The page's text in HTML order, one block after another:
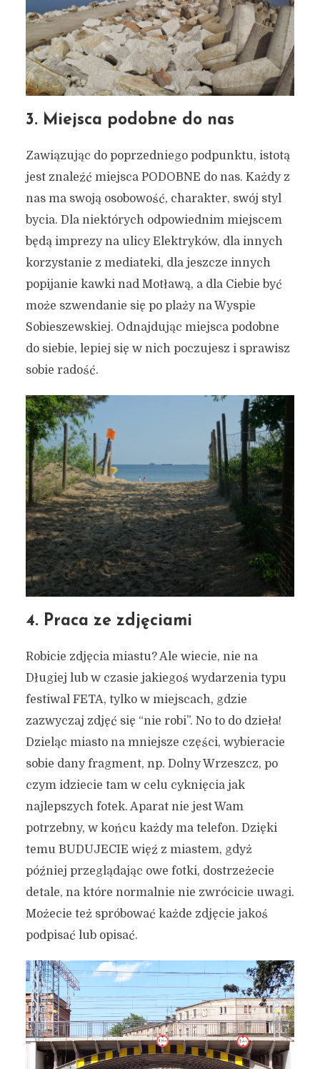
3. Miejsca podobne do nas
Zawiązując do poprzedniego podpunktu, istotą
jest znaleźć miejsca PODOBNE do nas. Każdy z
nas ma swoją osobowość, charakter, swój styl
bycia. Dla niektórych odpowiednim miejscem
będą imprezy na ulicy Elektryków, dla innych
korzystanie z mediateki, dla jeszcze innych
popijanie kawki nad Motławą, a dla Ciebie być
może szwendanie się po plaży na Wyspie
Sobieszewskiej. Odnajdując miejsca podobne
do siebie, lepiej się w nich poczujesz i sprawisz
sobie radość.
4. Praca ze zdjęciami
Robicie zdjęcia miastu? Ale wiecie, nie na
Długiej lub w czasie jakiegoś wydarzenia typu
festiwal FETA, tylko w miejscach, gdzie
zazwyczaj zdjęć się “nie robi”. No to do dzieła!
Dzieląc miasto na mniejsze części, wybieracie
sobie dany fragment, np. Dolny Wrzeszcz, po
czym idziecie tam w celu cyknięcia jak
najlepszych fotek. Aparat nie jest Wam
potrzebny, w końcu każdy ma telefon. Dzięki
temu BUDUJECIE więź z miastem, gdyż
później przeglądając owe fotki, dostrzeżecie
detale, na które normalnie nie zwrócicie uwagi.
Możecie też spróbować każde zdjęcie jakoś
podpisać lub opisać.